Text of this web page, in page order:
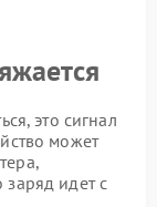
это сигнал
может
заряд идет с